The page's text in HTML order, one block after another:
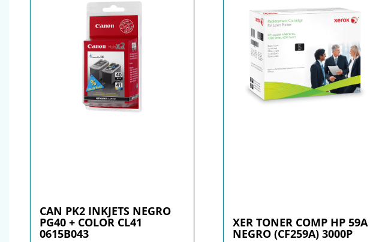
CAN PK2 INKJETS NEGRO
PG40 + COLOR CL41
0615B043
XER TONER COMP HP 59A
NEGRO (CF259A) 3000P